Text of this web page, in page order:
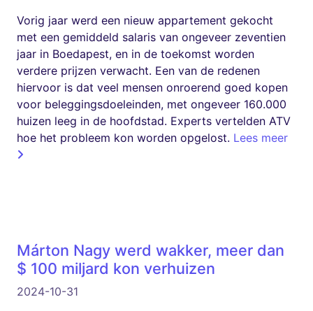
Vorig jaar werd een nieuw appartement gekocht
met een gemiddeld salaris van ongeveer zeventien
jaar in Boedapest, en in de toekomst worden
verdere prijzen verwacht. Een van de redenen
hiervoor is dat veel mensen onroerend goed kopen
voor beleggingsdoeleinden, met ongeveer 160.000
huizen leeg in de hoofdstad. Experts vertelden ATV
hoe het probleem kon worden opgelost. Lees meer
Márton Nagy werd wakker, meer dan
$ 100 miljard kon verhuizen
2024-10-31